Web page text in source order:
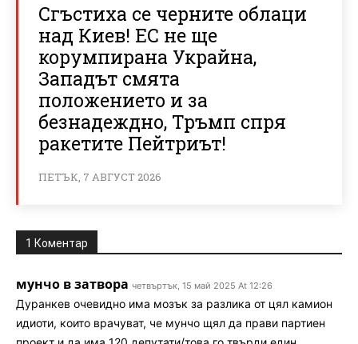
Сгъстиха се черните облаци
над Киев! ЕС не ще
корумпирана Украйна,
Западът смята
положението и за
безнадеждно, Тръмп спря
ракетите Пейтриът!
ПЕТЪК, 7 АВГУСТ 2026
1 Коментар
мунчо в затвора четвъртък, 15 май 2025 At 12:26
Дуранкев очевидно има мозък за разлика от цял камион
идиоти, които врачуват, че мунчо щял да прави партиен